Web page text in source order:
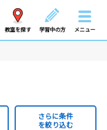
教室を探す 学習中の方 メニュー
さらに条件
を絞り込む